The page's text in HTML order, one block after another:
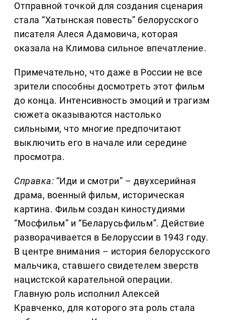
Отправной точкой для создания сценария
стала “Хатынская повесть” белорусского
писателя Алеся Адамовича, которая
оказала на Климова сильное впечатление.
Примечательно, что даже в России не все
зрители способны досмотреть этот фильм
до конца. Интенсивность эмоций и трагизм
сюжета оказываются настолько
сильными, что многие предпочитают
выключить его в начале или середине
просмотра.
Справка: “Иди и смотри” – двухсерийная
драма, военный фильм, историческая
картина. Фильм создан киностудиями
“Мосфильм” и “Беларусьфильм”. Действие
разворачивается в Белоруссии в 1943 году.
В центре внимания – история белорусского
мальчика, ставшего свидетелем зверств
нацистской карательной операции.
Главную роль исполнил Алексей
Кравченко, для которого эта роль стала